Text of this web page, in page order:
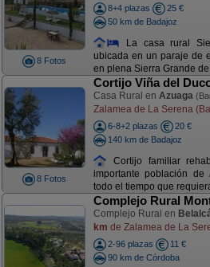
8 Fotos
8+4 plazas
25 €
50 km de Badajoz
La casa rural
ubicada en un paraje de
en plena Sierra Grande
8 Fotos
Cortijo Viña del
Casa Rural en Azuaga
Zalamea de La Serena
6-8+2 plazas
20 €
140 km de Badajoz
Cortijo familiar
importante población de
todo el tiempo que
Complejo Rural
Complejo Rural en
km de Zalamea de La
2-96 plazas
11 €
90 km de Córdoba